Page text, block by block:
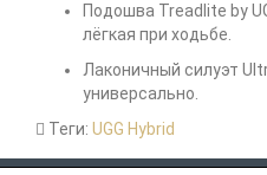
Подошва Treadlite by
лёгкая при ходьбе.
Лаконичный силуэт
универсально.
Теги: UGG Hybrid